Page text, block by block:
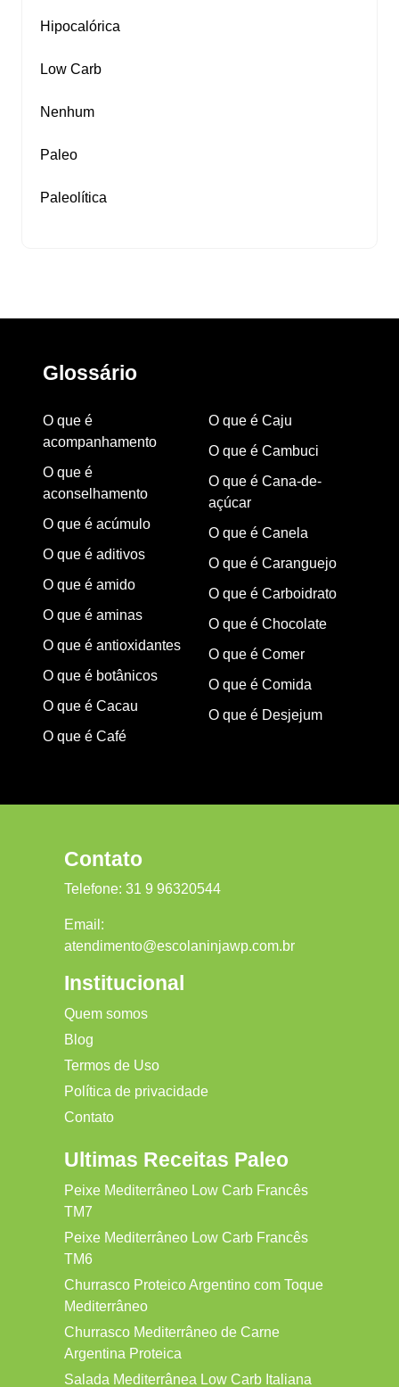
Hipocalórica
Low Carb
Nenhum
Paleo
Paleolítica
Glossário
O que é
acompanhamento
O que é
aconselhamento
O que é acúmulo
O que é aditivos
O que é amido
O que é aminas
O que é antioxidantes
O que é botânicos
O que é Cacau
O que é Café
O que é Caju
O que é Cambuci
O que é Cana-de-
açúcar
O que é Canela
O que é Caranguejo
O que é Carboidrato
O que é Chocolate
O que é Comer
O que é Comida
O que é Desjejum
Contato
Telefone: 31 9 96320544
Email:
atendimento@escolaninjawp.com.br
Institucional
Quem somos
Blog
Termos de Uso
Política de privacidade
Contato
Ultimas Receitas Paleo
Peixe Mediterrâneo Low Carb Francês
TM7
Peixe Mediterrâneo Low Carb Francês
TM6
Churrasco Proteico Argentino com Toque
Mediterrâneo
Churrasco Mediterrâneo de Carne
Argentina Proteica
Salada Mediterrânea Low Carb Italiana